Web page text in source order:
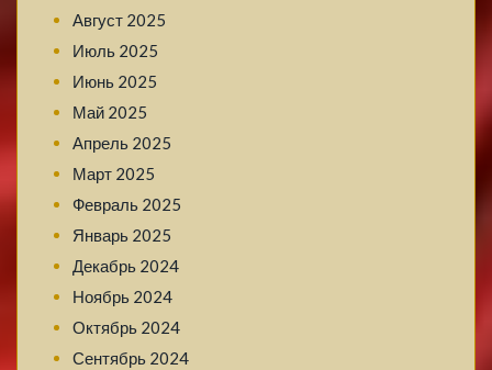
Август 2025
Июль 2025
Июнь 2025
Май 2025
Апрель 2025
Март 2025
Февраль 2025
Январь 2025
Декабрь 2024
Ноябрь 2024
Октябрь 2024
Сентябрь 2024